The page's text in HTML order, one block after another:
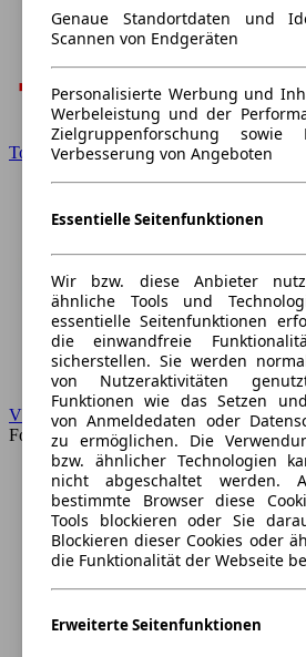
Toyota
VW
Forum
Genaue Standortdaten und
Scannen von Endgeräten
Personalisierte Werbung und
Werbeleistung und der
Zielgruppenforschung sowie
Verbesserung von Angeboten
Essentielle Seitenfunktionen
Wir bzw. diese Anbieter
ähnliche Tools und
essentielle Seitenfunktionen
die einwandfreie
sicherstellen. Sie werden
von Nutzeraktivitäten
Funktionen wie das Setzen
von Anmeldedaten oder
zu ermöglichen. Die
bzw. ähnlicher Technologien
nicht abgeschaltet werden.
bestimmte Browser diese
Tools blockieren oder Sie
Blockieren dieser Cookies oder
die Funktionalität der Webseite
Erweiterte Seitenfunktionen